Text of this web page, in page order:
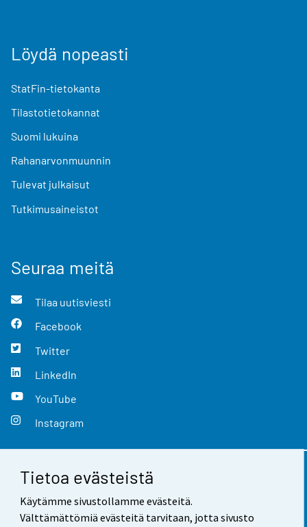
Tietoa evästeistä
Käytämme sivustollamme evästeitä.
Välttämättömiä evästeitä tarvitaan, jotta sivusto
Löydä nopeasti
StatFin-tietokanta
Tilastotietokannat
Suomi lukuina
Rahanarvonmuunnin
Tulevat julkaisut
Tutkimusaineistot
Seuraa meitä
Tilaa uutisviesti
Facebook
Twitter
LinkedIn
YouTube
Instagram
Yhteystiedot
Palaute